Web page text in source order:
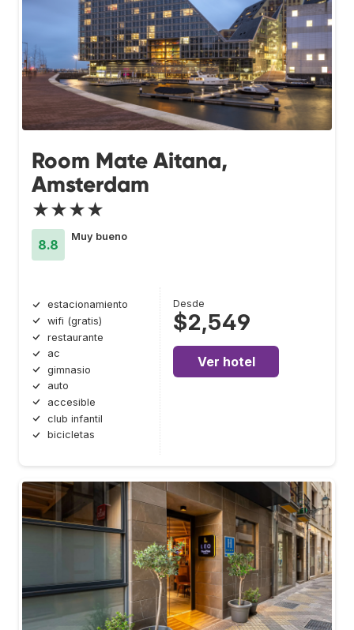
Room Mate Aitana,
Amsterdam
★★★★
8.8
Muy bueno
estacionamiento
wifi (gratis)
restaurante
ac
gimnasio
auto
accesible
club infantil
bicicletas
Desde
$2,549
Ver hotel